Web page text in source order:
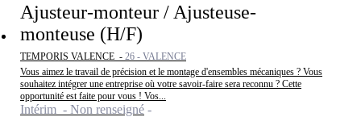
Ajusteur-monteur / Ajusteuse-
monteuse (H/F)
TEMPORIS VALENCE - 26 - VALENCE
Vous aimez le travail de précision et le montage d'ensembles mécaniques ? Vous
souhaitez intégrer une entreprise où votre savoir-faire sera reconnu ? Cette
opportunité est faite pour vous ! Vos...
Intérim - Non renseigné